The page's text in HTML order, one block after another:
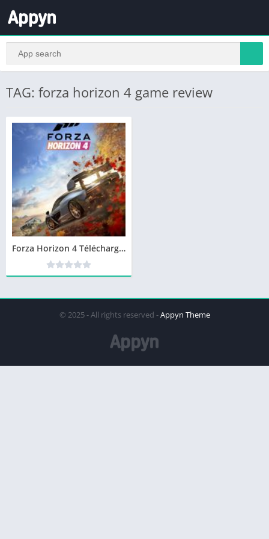
TAG: forza horizon 4 game review
Forza Horizon 4 Télécharger PC Version Complète Jeu
© 2025 - All rights reserved -Appyn Theme